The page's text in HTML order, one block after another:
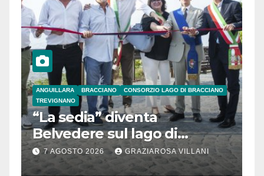
ANGUILLARA BRACCIANO
CONSORZIO LAGO DI BRACCIANO
TREVIGNANO
“La sedia” diventa
Belvedere sul lago di
Bracciano: ieri
l’inaugurazione
7 AGOSTO 2026 GRAZIAROSA VILLANI